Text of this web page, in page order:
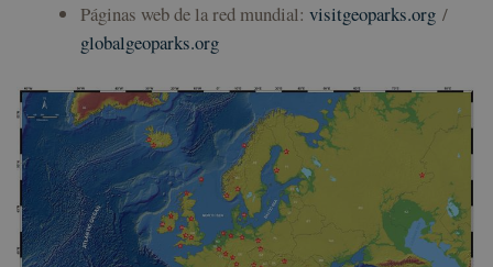
Páginas web de la red mundial: visitgeoparks.org /
globalgeoparks.org